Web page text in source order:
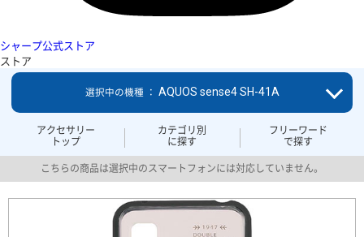
シャープ公式ストア
ストア
アクセサリー
トップ
カテゴリ別
に探す
フリーワード
で探す
選択中の機種 ： AQUOS sense4 SH-41A
こちらの商品は選択中のスマートフォンには対応していません。